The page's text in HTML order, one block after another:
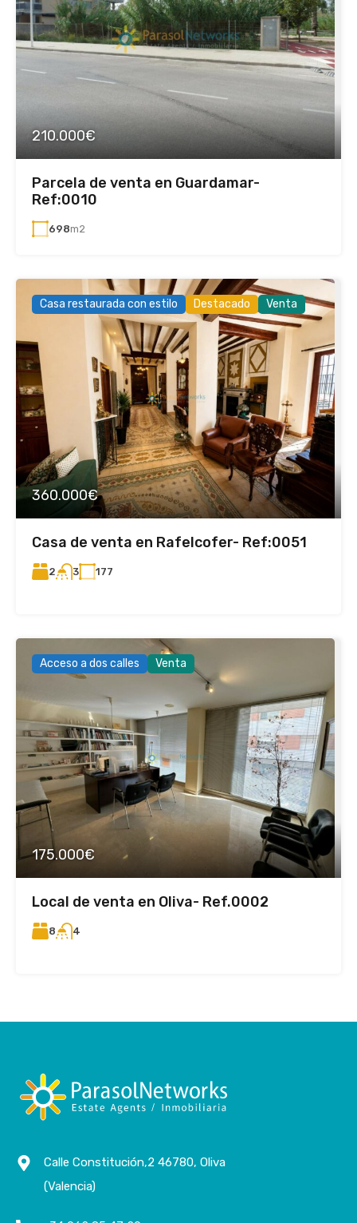
210.000€
Parcela de venta en Guardamar-
Ref:0010
698m2
Casa restaurada con estilo Destacado Venta
360.000€
Casa de venta en Rafelcofer- Ref:0051
2 3 177
Acceso a dos calles Venta
175.000€
Local de venta en Oliva- Ref.0002
8 4
Calle Constitución,2 46780, Oliva
(Valencia)